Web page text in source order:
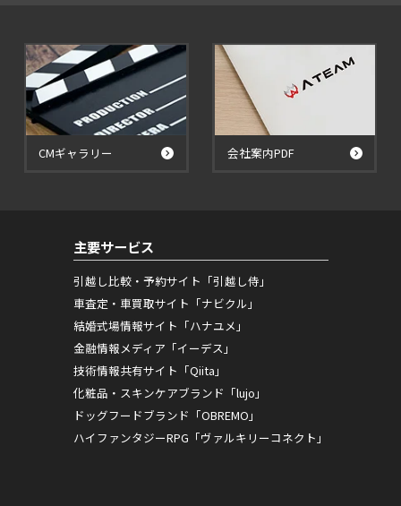
CMギャラリー 会社案内PDF
主要サービス
引越し比較・予約サイト「引越し侍」
車査定・車買取サイト「ナビクル」
結婚式場情報サイト「ハナユメ」
金融情報メディア「イーデス」
技術情報共有サイト「Qiita」
化粧品・スキンケアブランド「lujo」
ドッグフードブランド「OBREMO」
ハイファンタジーRPG「ヴァルキリーコネクト」